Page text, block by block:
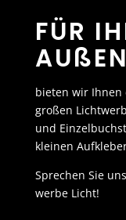
FÜR
bieten wir Ihnen
großen
und
kleinen
Sprechen Sie
werbe Licht!